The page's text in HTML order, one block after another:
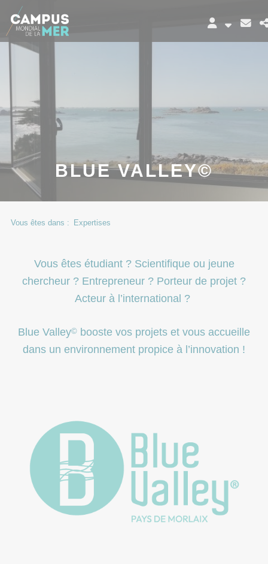
BLUE VALLEY©
Vous êtes dans : Expertises
Vous êtes étudiant ? Scientifique ou jeune
chercheur ? Entrepreneur ? Porteur de projet ?
Acteur à l’international ?
Blue Valley© booste vos projets et vous accueille
dans un environnement propice à l’innovation !
Panneau de gestion des cookies